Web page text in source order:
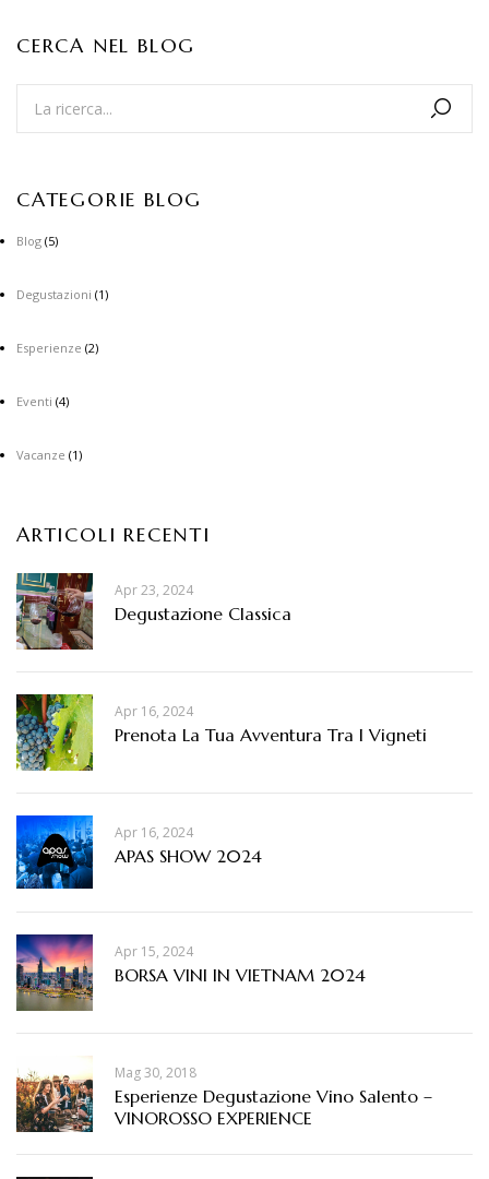
CERCA NEL BLOG
CATEGORIE BLOG
Blog (5)
Degustazioni (1)
Esperienze (2)
Eventi (4)
Vacanze (1)
ARTICOLI RECENTI
Apr 23, 2024
Degustazione Classica
Apr 16, 2024
Prenota La Tua Avventura Tra I Vigneti
Apr 16, 2024
APAS SHOW 2024
Apr 15, 2024
BORSA VINI IN VIETNAM 2024
Mag 30, 2018
Esperienze Degustazione Vino Salento –
VINOROSSO EXPERIENCE